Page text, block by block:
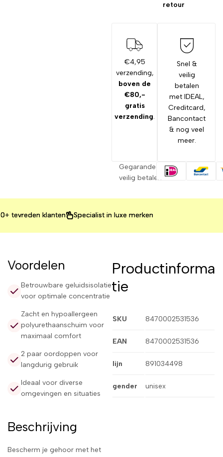
retour
€4,95
verzending,
boven de
€80,-
gratis
verzending.
Snel &
veilig
betalen
met IDEAL,
Creditcard,
Bancontact
& nog veel
meer.
Gegarandeerd
veilig betalen
klanten Specialist in luxe merken
klanten Specialist in luxe merken
klanten Specialist in luxe merken
Voordelen
Betrouwbare geluidsisolatie
voor optimale concentratie
Zacht en hypoallergeen
polyurethaanschuim voor
maximaal comfort
2 paar oordoppen voor
langdurig gebruik
Ideaal voor diverse
omgevingen en situaties
Beschrijving
Bescherm je gehoor met het
Productinforma
tie
SKU 8470002531536
EAN 8470002531536
lijn 891034498
gender unisex